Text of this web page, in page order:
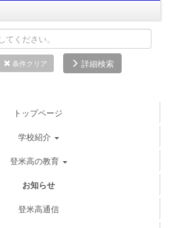
条件クリア 詳細検索
トップページ
学校紹介
登米高の教育
お知らせ
登米高通信